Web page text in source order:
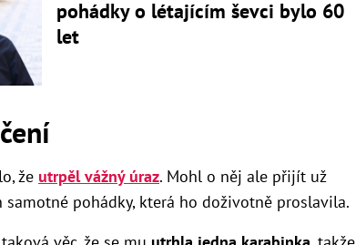
pohádky o létajícím ševci bylo 60
let
že utrpěl vážný úraz. Mohl o něj ale přijít už
pohádky, která ho doživotně proslavila.